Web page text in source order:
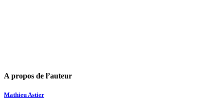
A propos de l’auteur
Mathieu Astier